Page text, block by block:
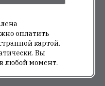
оплатить
картой.
Вы
любой момент.